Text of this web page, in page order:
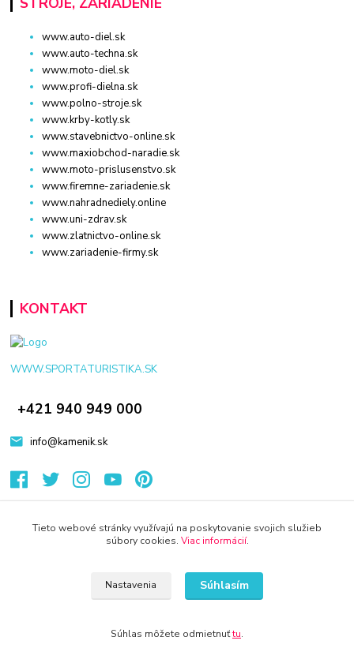
www.auto-diel.sk
www.auto-techna.sk
www.moto-diel.sk
www.profi-dielna.sk
www.polno-stroje.sk
www.krby-kotly.sk
www.stavebnictvo-online.sk
www.maxiobchod-naradie.sk
www.moto-prislusenstvo.sk
www.firemne-zariadenie.sk
www.nahradnediely.online
www.uni-zdrav.sk
www.zlatnictvo-online.sk
www.zariadenie-firmy.sk
KONTAKT
WWW.SPORTATURISTIKA.SK
+421 940 949 000
info@kamenik.sk
Eshop-rychlo.sk
Tieto webové stránky využívajú na poskytovanie svojich služieb
súbory cookies. Viac informácií.
Nastavenia Súhlasím
Súhlas môžete odmietnuťtu.